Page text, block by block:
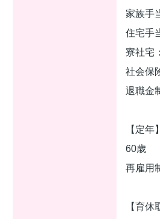
家族手
住宅手
寮社宅
社会保
退職金
【定年】
60歳
再雇用
【育休